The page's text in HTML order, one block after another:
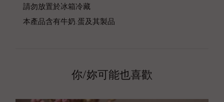
請勿放置於冰箱冷藏
本產品含有牛奶.蛋及其製品
你/妳可能也喜歡